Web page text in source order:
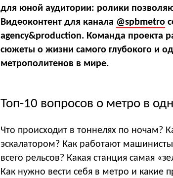
для юной аудитории: ролики
Видеоконтент для канала @spbmetro
agency&production. Команда проекта
сюжеты о жизни самого глубокого и
метрополитенов в мире.
Топ-10 вопросов о метро в
Что происходит в тоннелях по ночам?
эскалатором? Как работают
всего рельсов? Какая станция самая
Как нужно вести себя в метро и какие